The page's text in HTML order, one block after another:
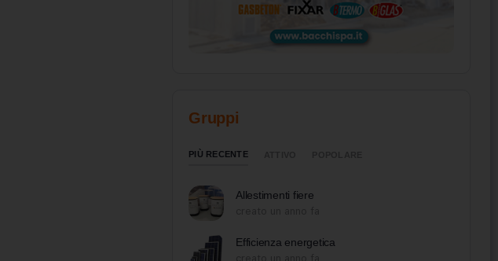
Gruppi
PIÙ RECENTE
Allestimenti fiere
Efficienza energetica